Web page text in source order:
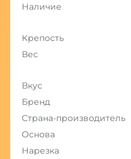
Наличие
Крепость
Вес
Вкус
Бренд
Страна-производитель
Основа
Нарезка